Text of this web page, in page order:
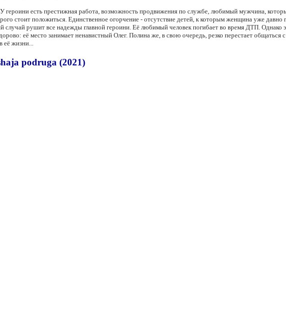
У героини есть престижная работа, возможность продвижения по службе, любимый мужчина,
стоит положиться. Единственное огорчение - отсутствие детей, к которым женщина уже
случай рушит все надежды главной героини. Её любимый человек погибает во время ДТП. Однако
её место занимает ненавистный Олег. Полина же, в свою очередь, резко перестает
жизни...
podruga (2021)